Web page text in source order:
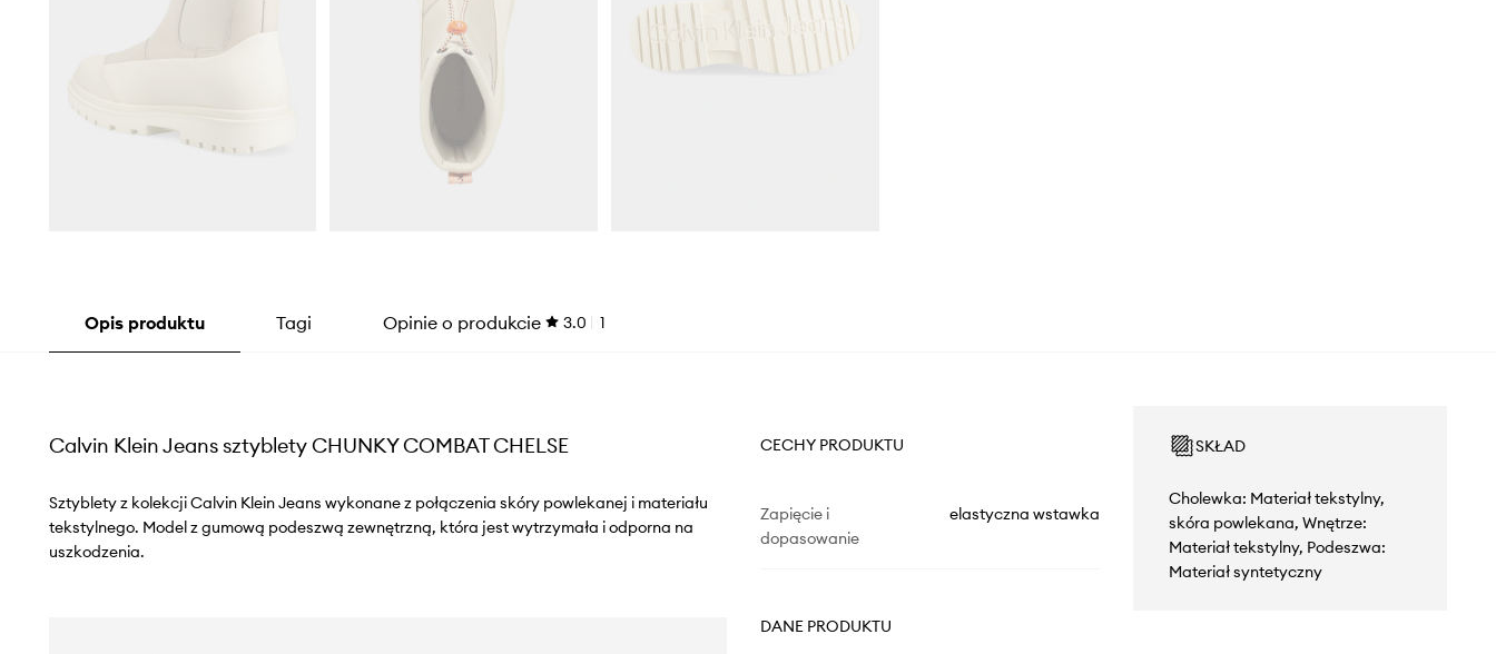
Opis produktu Tagi Opinie o produkcie 3.0 1
Calvin Klein Jeans sztyblety CHUNKY COMBAT CHELSE
Sztyblety z kolekcji Calvin Klein Jeans wykonane z połączenia skóry powlekanej i materiału
tekstylnego. Model z gumową podeszwą zewnętrzną, która jest wytrzymała i odporna na
uszkodzenia.
CECHY PRODUKTU
Zapięcie i
dopasowanie
elastyczna wstawka
DANE PRODUKTU
SKŁAD
Cholewka: Materiał tekstylny,
skóra powlekana, Wnętrze:
Materiał tekstylny, Podeszwa:
Materiał syntetyczny